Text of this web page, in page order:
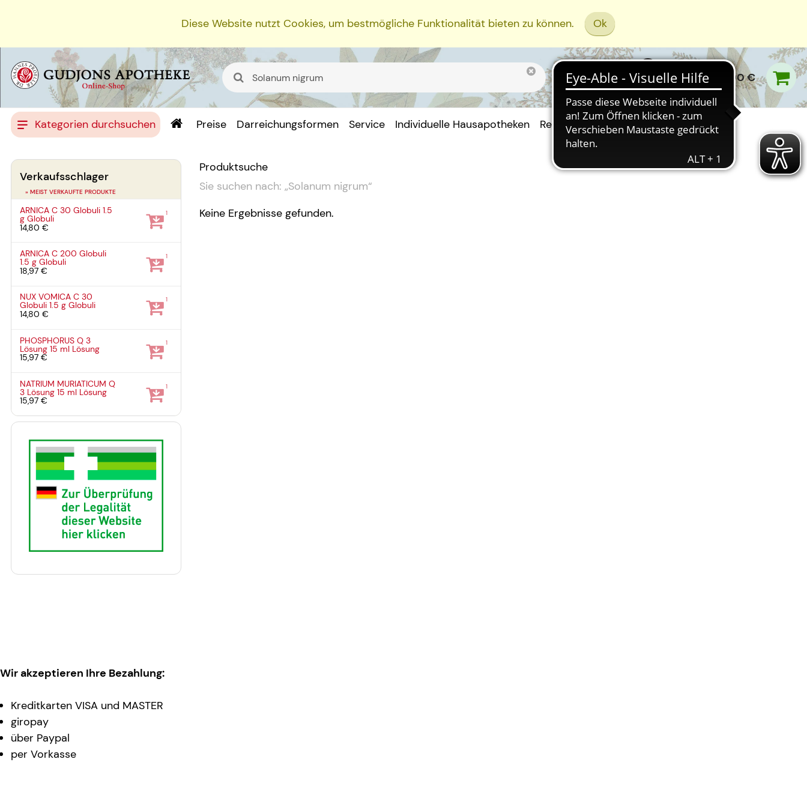
Diese Website nutzt Cookies, um bestmögliche Funktionalität bieten zu können. Ok
0,00 €
Kategorien durchsuchen Preise Darreichungsformen Service Individuelle Hausapotheken Rezept Einreichen
Produktsuche
Sie suchen nach: „Solanum nigrum“
Keine Ergebnisse gefunden.
Verkaufsschlager
» MEIST VERKAUFTE PRODUKTE
ARNICA C 30 Globuli1.5
gGlobuli
14,80 €
1
ARNICA C 200 Globuli
1.5 gGlobuli
18,97 €
1
NUX VOMICA C 30
Globuli1.5 gGlobuli
14,80 €
1
PHOSPHORUS Q 3
Lösung15 ml Lösung
15,97 €
1
NATRIUM MURIATICUM Q
3 Lösung15 ml Lösung
15,97 €
1
Wir akzeptieren Ihre Bezahlung:
Kreditkarten VISA und MASTER
giropay
über Paypal
per Vorkasse